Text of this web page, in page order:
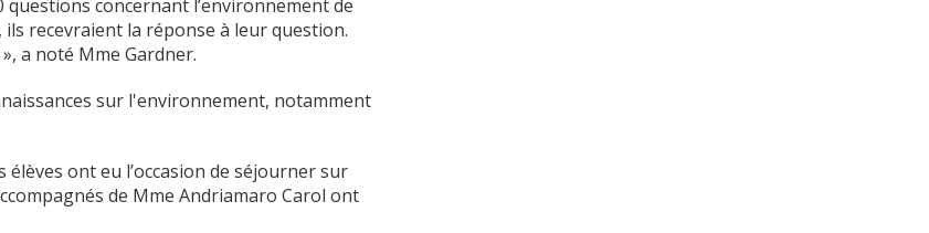
concernant l’environnement de
recevraient la réponse à leur question.
a noté Mme Gardner.
sur l'environnement, notamment
élèves ont eu l’occasion de séjourner sur
de Mme Andriamaro Carol ont